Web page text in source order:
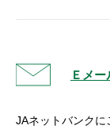
Ｅメ
JAネットバンクに